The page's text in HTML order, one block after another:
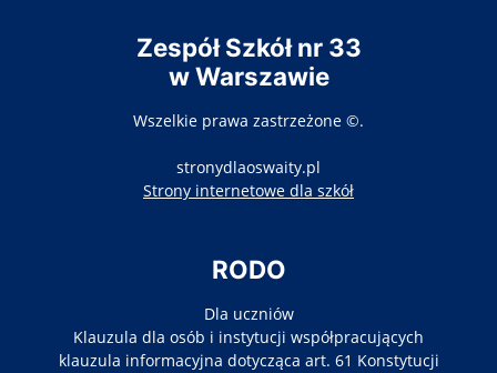
Zespół Szkół nr 33
w Warszawie
Wszelkie prawa zastrzeżone ©.
stronydlaoswaity.pl
Strony internetowe dla szkółotwiera się w
RODO
Dla uczniów
Klauzula dla osób i instytucji współpracujących
klauzula informacyjna dotycząca art. 61 Konstytucji